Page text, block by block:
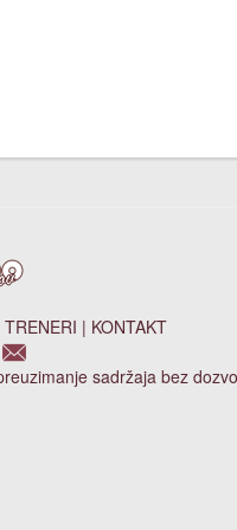
TRENERI | KONTAKT
sadržaja bez